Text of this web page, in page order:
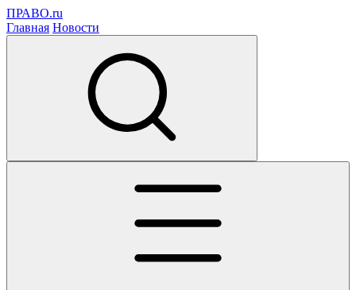
ПРАВО.ru
Главная Новости